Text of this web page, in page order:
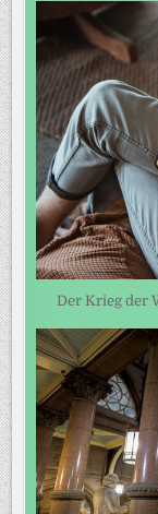
Der Krieg der